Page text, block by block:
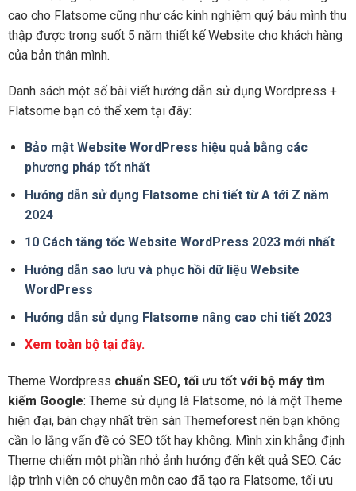
cao cho Flatsome cũng như các kinh nghiệm quý báu mình thu
thập được trong suốt 5 năm thiết kế Website cho khách hàng
của bản thân mình.
Danh sách một số bài viết hướng dẫn sử dụng Wordpress +
Flatsome bạn có thể xem tại đây:
Bảo mật Website WordPress hiệu quả bằng các
phương pháp tốt nhất
Hướng dẫn sử dụng Flatsome chi tiết từ A tới Z năm
2024
10 Cách tăng tốc Website WordPress 2023 mới nhất
Hướng dẫn sao lưu và phục hồi dữ liệu Website
WordPress
Hướng dẫn sử dụng Flatsome nâng cao chi tiết 2023
Xem toàn bộ tại đây.
Theme Wordpress chuẩn SEO, tối ưu tốt với bộ máy tìm
kiếm Google: Theme sử dụng là Flatsome, nó là một Theme
hiện đại, bán chạy nhất trên sàn Themeforest nên bạn không
cần lo lắng vấn đề có SEO tốt hay không. Mình xin khẳng định
Theme chiếm một phần nhỏ ảnh hướng đến kết quả SEO. Các
lập trình viên có chuyên môn cao đã tạo ra Flatsome, tối ưu